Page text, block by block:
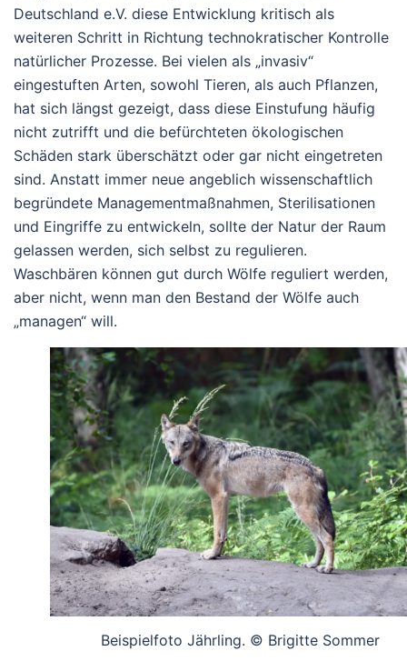
Deutschland e.V. diese Entwicklung kritisch als
weiteren Schritt in Richtung technokratischer Kontrolle
natürlicher Prozesse. Bei vielen als „invasiv“
eingestuften Arten, sowohl Tieren, als auch Pflanzen,
hat sich längst gezeigt, dass diese Einstufung häufig
nicht zutrifft und die befürchteten ökologischen
Schäden stark überschätzt oder gar nicht eingetreten
sind. Anstatt immer neue angeblich wissenschaftlich
begründete Managementmaßnahmen, Sterilisationen
und Eingriffe zu entwickeln, sollte der Natur der Raum
gelassen werden, sich selbst zu regulieren.
Waschbären können gut durch Wölfe reguliert werden,
aber nicht, wenn man den Bestand der Wölfe auch
„managen“ will.
Beispielfoto Jährling. © Brigitte Sommer